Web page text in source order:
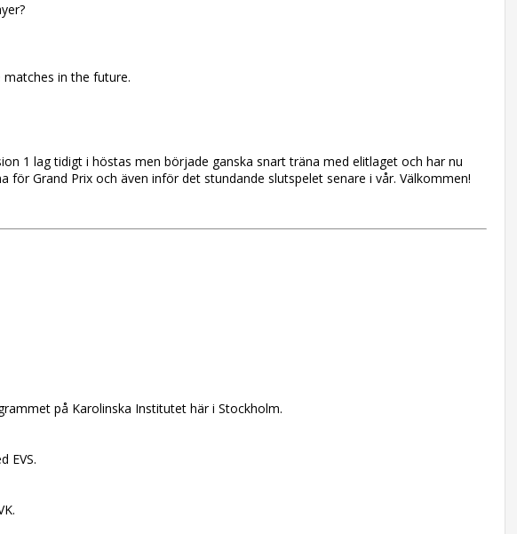
in the future.
1 lag tidigt i höstas men började ganska snart träna med elitlaget och har nu
Grand Prix och även inför det stundande slutspelet senare i vår. Välkommen!
på Karolinska Institutet här i Stockholm.
EVS.